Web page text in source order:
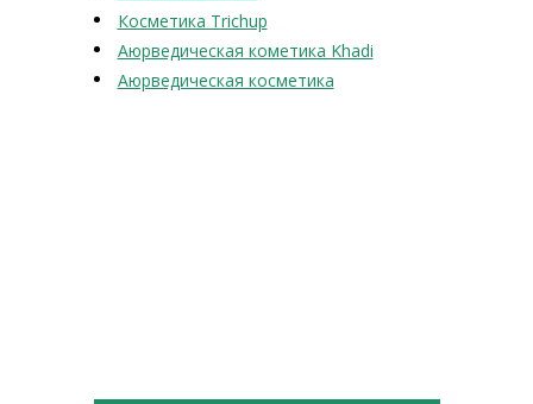
Косметика Trichup
Аюрведическая кометика Khadi
Аюрведическая косметика